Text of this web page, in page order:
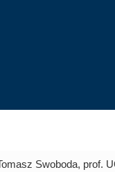
Swoboda, prof.